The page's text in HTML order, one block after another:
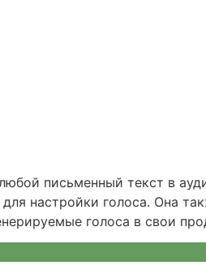
письменный текст в
настройки голоса. Она
голоса в свои